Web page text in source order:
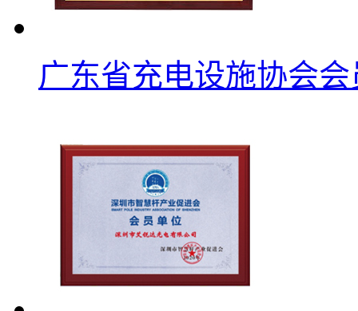
广东省充电设施协会